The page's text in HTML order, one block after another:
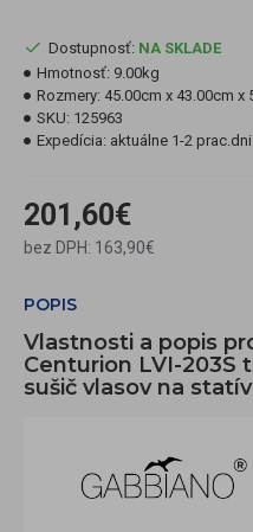
201,60€
bez DPH: 163,90€
Dostupnosť: NA SKLADE
Hmotnosť: 9.00kg
Rozmery: 45.00cm x 43.00cm x
SKU: 125963
Expedícia: aktuálne 1-2 prac.dni
POPIS
Vlastnosti a popis
Centurion LVI-203S
sušič vlasov na